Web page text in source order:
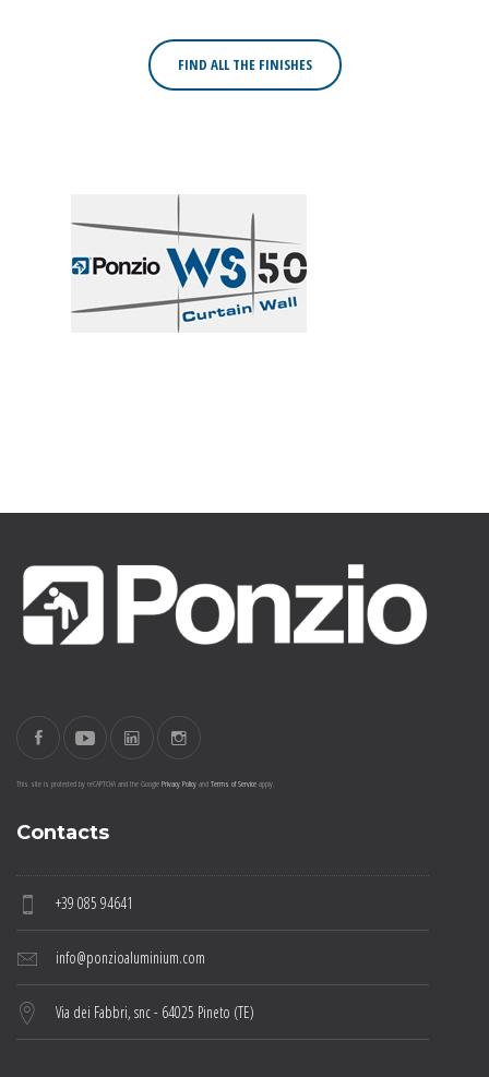
FIND ALL THE FINISHES
This site is protected by reCAPTCHA and the GooglePrivacy PolicyandTerms of Serviceapply.
Contacts
+39 085 94641
info@ponzioaluminium.com
Via dei Fabbri, snc - 64025 Pineto (TE)